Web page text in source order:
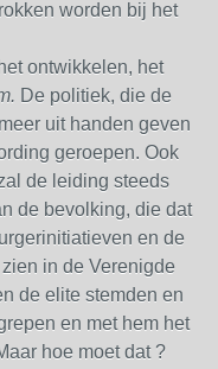
worden bij het
ontwikkelen, het
De politiek, die de
uit handen geven
geroepen. Ook
de leiding steeds
de bevolking, die dat
en de
in de Verenigde
de elite stemden en
en met hem het
hoe moet dat ?